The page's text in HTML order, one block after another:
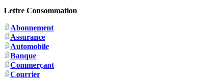
Lettre Consommation
Abonnement
Assurance
Automobile
Banque
Commerçant
Courrier